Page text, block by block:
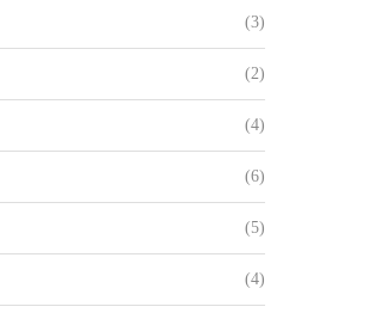
(3)
(2)
(4)
(6)
(5)
(4)